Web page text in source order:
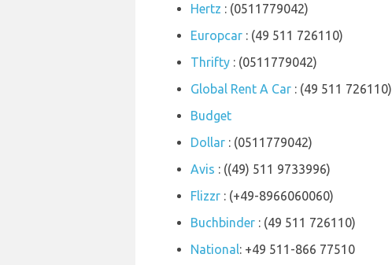
Hertz : (0511779042)
Europcar : (49 511 726110)
Thrifty : (0511779042)
Global Rent A Car : (49 511 726110)
Budget
Dollar : (0511779042)
Avis : ((49) 511 9733996)
Flizzr : (+49-8966060060)
Buchbinder : (49 511 726110)
National: +49 511-866 77510